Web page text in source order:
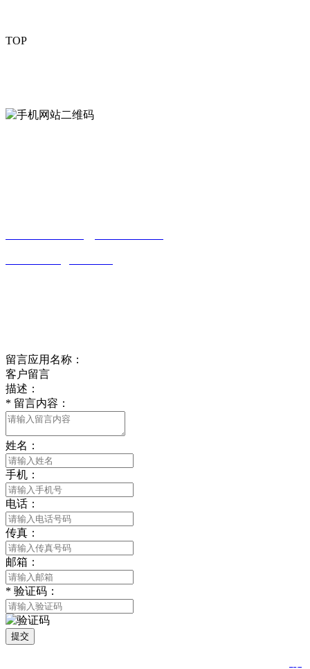
TOP
留言应用名称：
客户留言
描述：
* 留言内容：
姓名：
手机：
电话：
传真：
邮箱：
* 验证码：
提交